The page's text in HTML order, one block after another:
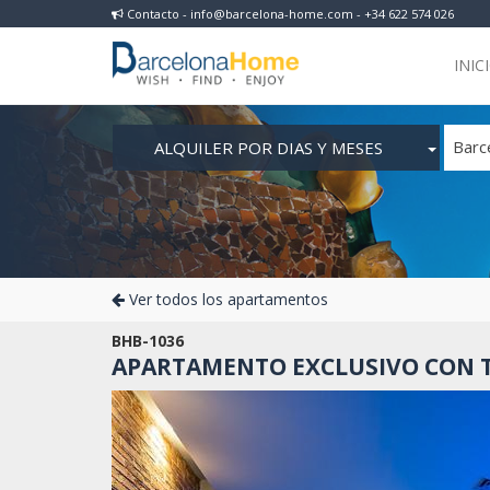
Contacto - info@barcelona-home.com - +34 622 574 026
ALQUILER POR DIAS Y MESES
Ver todos los apartamentos
BHB-1036
APARTAMENTO EXCLUSIVO CON